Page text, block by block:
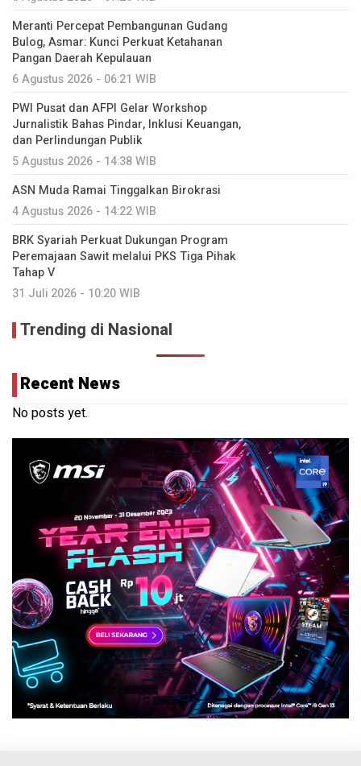
Meranti Percepat Pembangunan Gudang
Bulog, Asmar: Kunci Perkuat Ketahanan
Pangan Daerah Kepulauan
6 Agustus 2026 - 06:21 WIB
PWI Pusat dan AFPI Gelar Workshop
Jurnalistik Bahas Pindar, Inklusi Keuangan,
dan Perlindungan Publik
5 Agustus 2026 - 14:38 WIB
ASN Muda Ramai Tinggalkan Birokrasi
4 Agustus 2026 - 14:22 WIB
BRK Syariah Perkuat Dukungan Program
Peremajaan Sawit melalui PKS Tiga Pihak
Tahap V
31 Juli 2026 - 10:20 WIB
Trending di Nasional
Recent News
No posts yet.